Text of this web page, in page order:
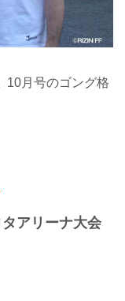
10月号のゴング格
タアリーナ大会